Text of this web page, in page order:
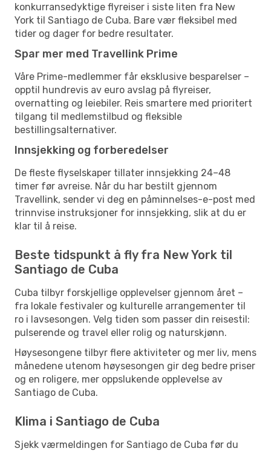
konkurransedyktige flyreiser i siste liten fra New
York til Santiago de Cuba. Bare vær fleksibel med
tider og dager for bedre resultater.
Spar mer med Travellink Prime
Våre Prime-medlemmer får eksklusive besparelser –
opptil hundrevis av euro avslag på flyreiser,
overnatting og leiebiler. Reis smartere med prioritert
tilgang til medlemstilbud og fleksible
bestillingsalternativer.
Innsjekking og forberedelser
De fleste flyselskaper tillater innsjekking 24–48
timer før avreise. Når du har bestilt gjennom
Travellink, sender vi deg en påminnelses-e-post med
trinnvise instruksjoner for innsjekking, slik at du er
klar til å reise.
Beste tidspunkt å fly fra New York til
Santiago de Cuba
Cuba tilbyr forskjellige opplevelser gjennom året –
fra lokale festivaler og kulturelle arrangementer til
ro i lavsesongen. Velg tiden som passer din reisestil:
pulserende og travel eller rolig og naturskjønn.
Høysesongene tilbyr flere aktiviteter og mer liv, mens
månedene utenom høysesongen gir deg bedre priser
og en roligere, mer oppslukende opplevelse av
Santiago de Cuba.
Klima i Santiago de Cuba
Sjekk værmeldingen for Santiago de Cuba før du